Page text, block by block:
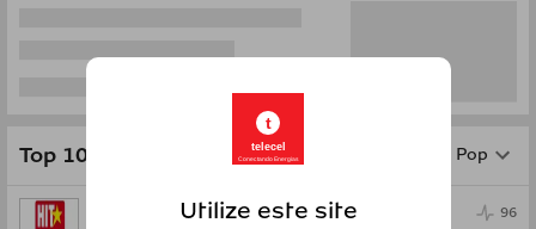
Top 10 por gênero Pop
96
t
telecel
Conectando Energias
Utilize este site